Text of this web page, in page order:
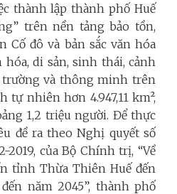
thành lập thành phố Huế
trên nền tảng bảo tồn,
Cố đô và bản sắc văn hóa
hóa, di sản, sinh thái, cảnh
và thông minh trên
tự nhiên hơn 4.947,11 km²,
1,2 triệu người. Để thực
đề ra theo Nghị quyết số
2019, của Bộ Chính trị, “Về
tỉnh Thừa Thiên Huế đến
năm 2045”, thành phố